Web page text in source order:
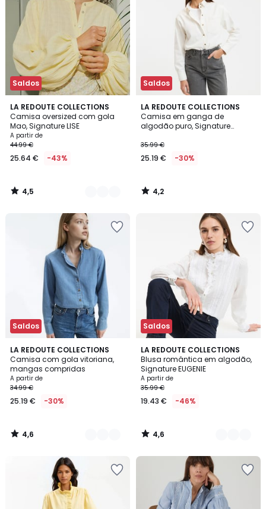
Saldos
LA REDOUTE COLLECTIONS
Camisa oversized com gola
Mao, Signature LISE
A partir de
44.99 €
25.64 € -43%
4,5
/ 5
3
Cores
4,5
/
Saldos
LA REDOUTE COLLECTIONS
Camisa em ganga de
algodão puro, Signature
35.99 €
25.19 € -30%
4,2
/ 5
4,2
/
Saldos
LA REDOUTE COLLECTIONS
Camisa com gola vitoriana,
mangas compridas
A partir de
34.99 €
25.19 € -30%
4,6
/ 5
3
Cores
4,6
/
Saldos
LA REDOUTE COLLECTIONS
Blusa romântica em algodão,
Signature EUGENIE
A partir de
35.99 €
19.43 € -46%
4,6
/ 5
2
Cores
4,6
/